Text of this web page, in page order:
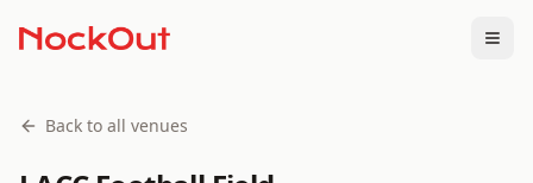
Back to all venues